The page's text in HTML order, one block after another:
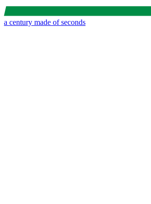
a century made of seconds